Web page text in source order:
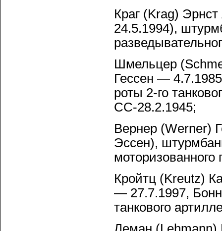
Краг (Krag)
24.5.1994),
Шмельцер
Гессен —
роты 2-го
СС-28.2.1945;
Вернер (Werner)
Эссен),
Кройтц (Kreutz)
— 27.7.1997,
танкового